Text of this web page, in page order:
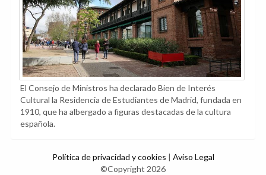
El Consejo de Ministros ha declarado Bien de Interés
Cultural la Residencia de Estudiantes de Madrid, fundada en
1910, que ha albergado a figuras destacadas de la cultura
española.
Política de privacidad y cookies | Aviso Legal
©Copyright 2026